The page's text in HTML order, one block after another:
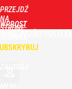
PRZEJDŹ
NA
STRONĘ
WPROST